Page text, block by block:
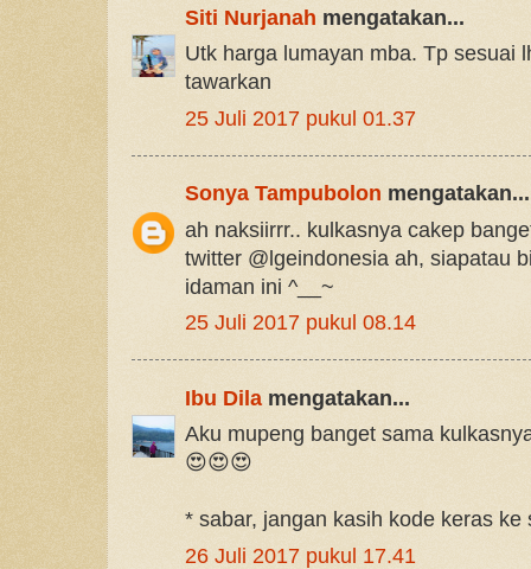
Siti Nurjanah mengatakan...
Utk harga lumayan mba. Tp sesuai
tawarkan
25 Juli 2017 pukul 01.37
Sonya Tampubolon mengatakan...
ah naksiirrr.. kulkasnya cakep
twitter @lgeindonesia ah, siapatau
idaman ini ^__~
25 Juli 2017 pukul 08.14
Ibu Dila mengatakan...
Aku mupeng banget sama
😍😍😍
* sabar, jangan kasih kode keras ke
26 Juli 2017 pukul 17.41